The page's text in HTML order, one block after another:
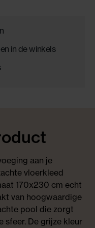
in de winkels
aan je
vloerkleed
170x230 cm echt
van hoogwaardige
pool die zorgt
sfeer. De grijze kleur